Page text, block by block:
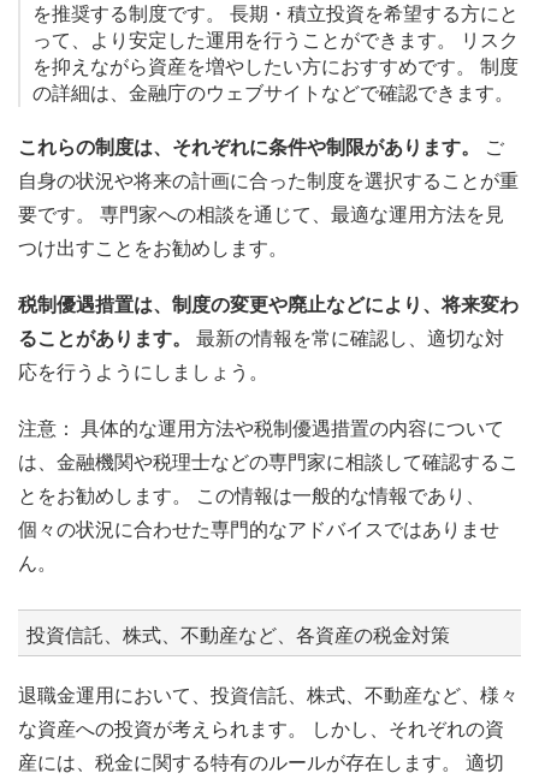
を推奨する制度です。 長期・積立投資を希望する方にと
って、より安定した運用を行うことができます。 リスク
を抑えながら資産を増やしたい方におすすめです。 制度
の詳細は、金融庁のウェブサイトなどで確認できます。
これらの制度は、それぞれに条件や制限があります。
ご
自身の状況や将来の計画に合った制度を選択することが重
要です。 専門家への相談を通じて、最適な運用方法を見
つけ出すことをお勧めします。
税制優遇措置は、制度の変更や廃止などにより、将来変わ
ることがあります。
最新の情報を常に確認し、適切な対
応を行うようにしましょう。
注意： 具体的な運用方法や税制優遇措置の内容について
は、金融機関や税理士などの専門家に相談して確認するこ
とをお勧めします。 この情報は一般的な情報であり、
個々の状況に合わせた専門的なアドバイスではありませ
ん。
投資信託、株式、不動産など、各資産の税金対策
退職金運用において、投資信託、株式、不動産など、様々
な資産への投資が考えられます。 しかし、それぞれの資
産には、税金に関する特有のルールが存在します。 適切